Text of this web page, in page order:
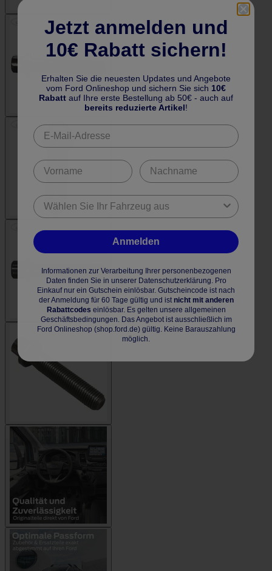
Jetzt anmelden und
10€ Rabatt sichern!
Erhalten Sie die neuesten Updates und Angebote
vom Ford Onlineshop und sichern Sie sich 10€
Rabatt auf Ihre erste Bestellung ab 50€ - auch auf
bereits reduzierte Artikel!
Anmelden
Informationen zur Verarbeitung Ihrer personenbezogenen
Daten finden Sie in unserer Datenschutzerklärung. Pro
Einkauf nur ein Gutschein einlösbar. Gutscheincode ist nach
der Anmeldung für 60 Tage gültig und ist nicht mit anderen
Rabattcodes einlösbar. Es gelten unsere allgemeinen
Geschäftsbedingungen. Das Angebot ist ausschließlich im
Ford Onlineshop (shop.ford.de) gültig. Keine Barauszahlung
möglich.